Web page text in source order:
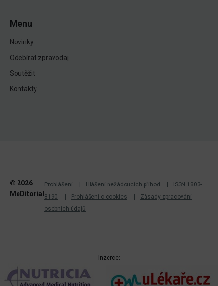
Menu
Novinky
Odebírat zpravodaj
Soutěžit
Kontakty
© 2026
MeDitorial
Prohlášení Hlášení nežádoucích příhod
ISSN 1803-
8190
Prohlášení o cookies
Zásady zpracování
osobních údajů
Inzerce: